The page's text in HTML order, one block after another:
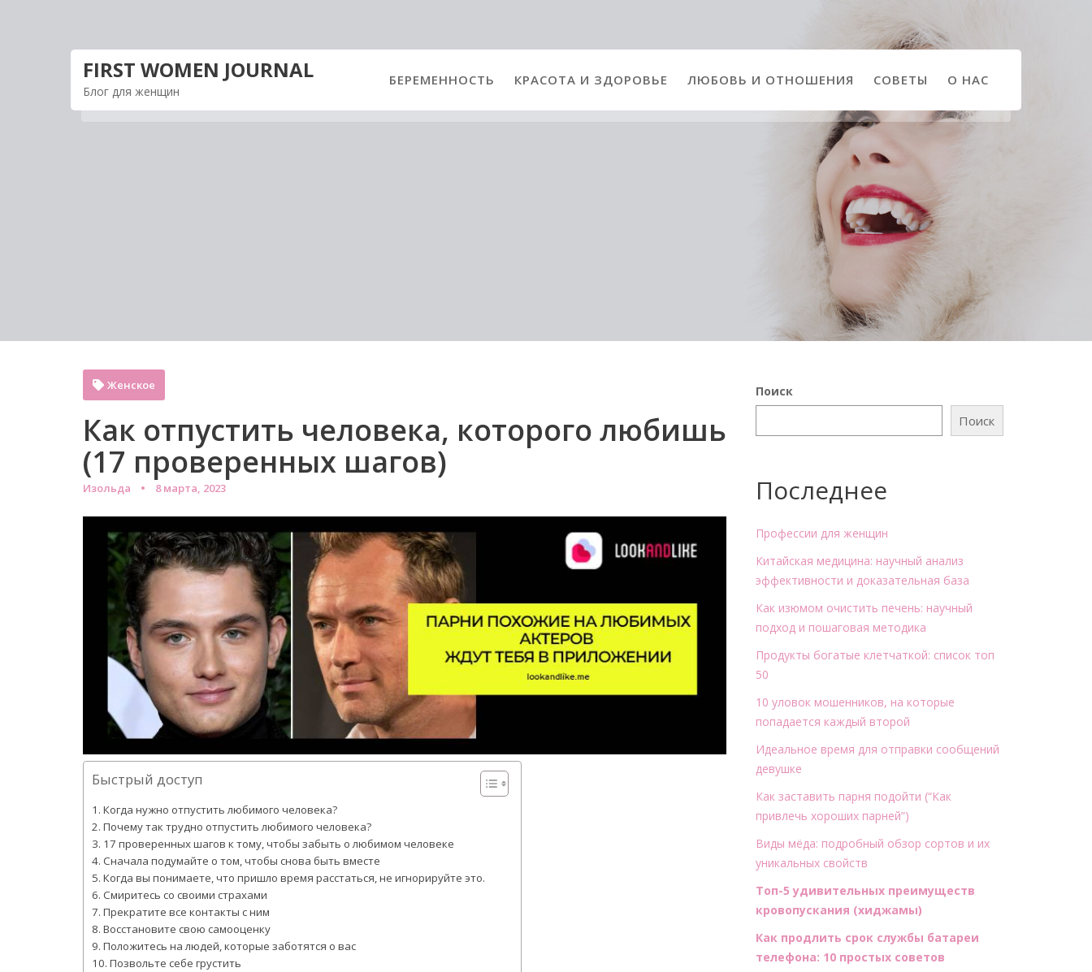
содержимому
FIRST WOMEN JOURNAL
Блог для женщин
БЕРЕМЕННОСТЬ КРАСОТА И ЗДОРОВЬЕ ЛЮБОВЬ И ОТНОШЕНИЯ СОВЕТЫ О НАС
Как отпустить человека, которого любишь
(17 проверенных шагов)
Изольда 8 марта, 2023
Женское
Быстрый доступ
Когда нужно отпустить любимого человека?
Почему так трудно отпустить любимого человека?
17 проверенных шагов к тому, чтобы забыть о любимом человеке
Сначала подумайте о том, чтобы снова быть вместе
Когда вы понимаете, что пришло время расстаться, не игнорируйте это.
Смиритесь со своими страхами
Прекратите все контакты с ним
Восстановите свою самооценку
Положитесь на людей, которые заботятся о вас
Позвольте себе грустить
Поиск
Поиск
Последнее
Профессии для женщин
Китайская медицина: научный анализ
эффективности и доказательная база
Как изюмом очистить печень: научный
подход и пошаговая методика
Продукты богатые клетчаткой: список топ
50
10 уловок мошенников, на которые
попадается каждый второй
Идеальное время для отправки сообщений
девушке
Как заставить парня подойти (“Как
привлечь хороших парней”)
Виды мёда: подробный обзор сортов и их
уникальных свойств
Топ-5 удивительных преимуществ
кровопускания (хиджамы)
Как продлить срок службы батареи
телефона: 10 простых советов